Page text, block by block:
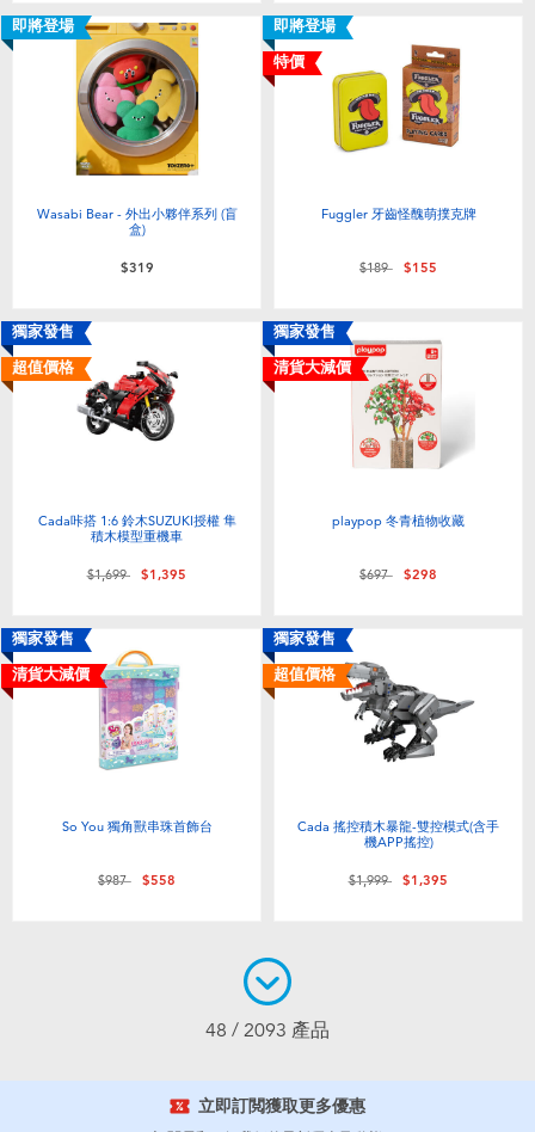
即將登場
Wasabi Bear - 外出小夥伴系列 (盲
盒)
$319
即將登場
特價
Fuggler 牙齒怪醜萌撲克牌
價格從
$189至$155
獨家發售
超值價格
Cada咔搭 1:6 鈴木SUZUKI授權 隼
積木模型重機車
價格從
$1,699至$1,395
獨家發售
清貨大減價
playpop 冬青植物收藏
價格從
$697至$298
獨家發售
清貨大減價
So You 獨角獸串珠首飾台
價格從
$987至$558
獨家發售
超值價格
Cada 搖控積木暴龍-雙控模式(含手
機APP搖控)
價格從
$1,999至$1,395
48 / 2093 產品
立即訂閲獲取更多優惠